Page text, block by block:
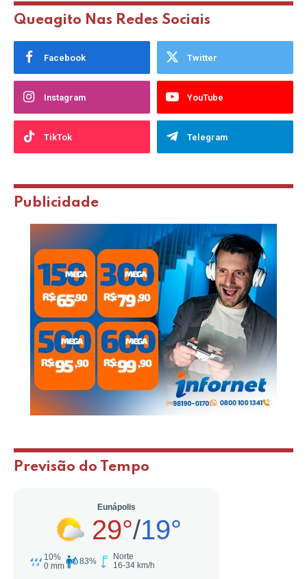
Queagito Nas Redes Sociais
Facebook Twitter
Instagram YouTube
TikTok Telegram
Publicidade
Previsão do Tempo